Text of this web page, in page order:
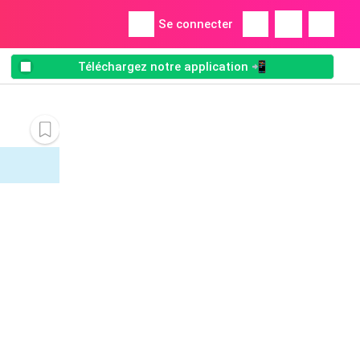
Se connecter
Téléchargez notre application 📲